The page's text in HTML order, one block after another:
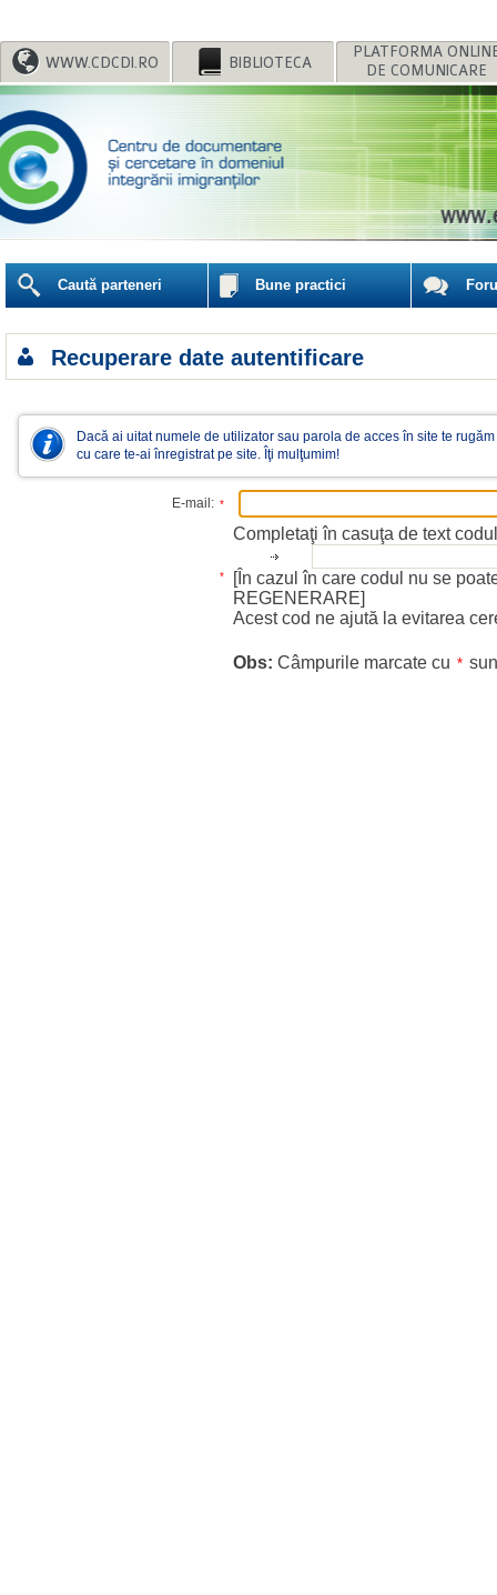
WWW.CDCDI.RO BIBLIOTECA DE COMUNICARE
Caută parteneri Bune practici
Recuperare date autentificare
cu care te-ai înregistrat pe site. Îţi mulţumim!
E-mail: *
*
Completaţi în casuţa de text
REGENERARE]
Acest cod ne ajută la evitarea
Obs: Câmpurile marcate cu *